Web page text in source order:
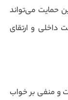
حمایت می‌تواند
داخلی و ارتقای
و منفی بر خواب